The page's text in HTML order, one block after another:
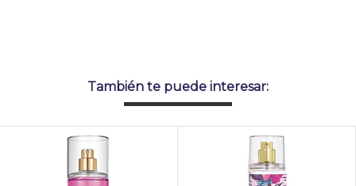
También te puede interesar: